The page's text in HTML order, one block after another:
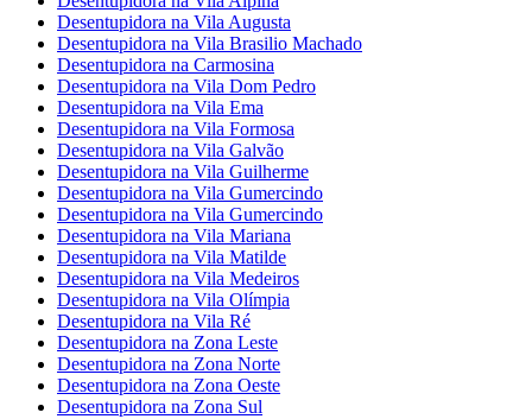
Desentupidora na Vila Augusta
Desentupidora na Vila Brasilio Machado
Desentupidora na Carmosina
Desentupidora na Vila Dom Pedro
Desentupidora na Vila Ema
Desentupidora na Vila Formosa
Desentupidora na Vila Galvão
Desentupidora na Vila Guilherme
Desentupidora na Vila Gumercindo
Desentupidora na Vila Gumercindo
Desentupidora na Vila Mariana
Desentupidora na Vila Matilde
Desentupidora na Vila Medeiros
Desentupidora na Vila Olímpia
Desentupidora na Vila Ré
Desentupidora na Zona Leste
Desentupidora na Zona Norte
Desentupidora na Zona Oeste
Desentupidora na Zona Sul